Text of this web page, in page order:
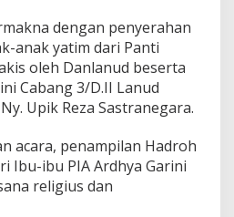
dengan penyerahan
anak yatim dari Panti
oleh Danlanud beserta
Cabang 3/D.II Lanud
Upik Reza Sastranegara.
acara, penampilan Hadroh
Ibu-ibu PIA Ardhya Garini
religius dan